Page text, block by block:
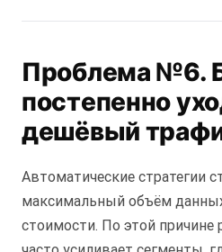
Проблема №6.
постепенно
дешёвый
Автоматические стратегии
максимальный объём
стоимости. По этой причине